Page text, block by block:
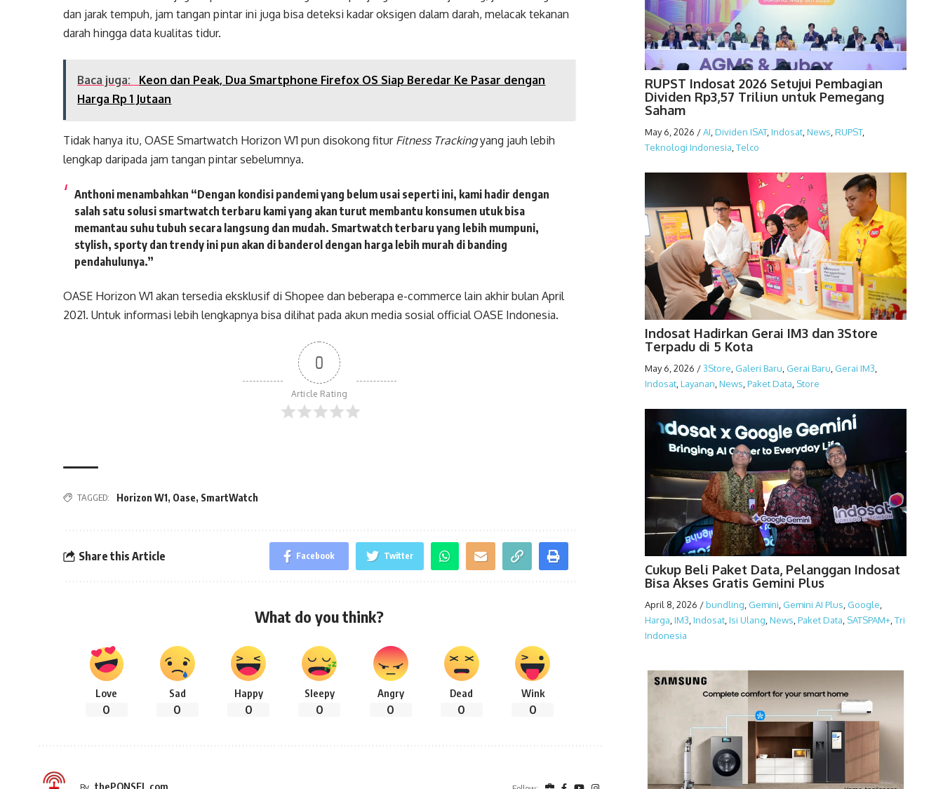
dan jarak tempuh, jam tangan pintar ini juga bisa deteksi kadar oksigen dalam darah, melacak tekanan
darah hingga data kualitas tidur.
Baca juga:
Keon dan Peak, Dua Smartphone Firefox OS Siap Beredar Ke Pasar dengan
Harga Rp 1 Jutaan
Tidak hanya itu, OASE Smartwatch Horizon W1 pun disokong fitur Fitness Tracking yang jauh lebih
lengkap daripada jam tangan pintar sebelumnya.
Anthoni menambahkan “Dengan kondisi pandemi yang belum usai seperti ini, kami hadir dengan
salah satu solusi smartwatch terbaru kami yang akan turut membantu konsumen utuk bisa
memantau suhu tubuh secara langsung dan mudah. Smartwatch terbaru yang lebih mumpuni,
stylish, sporty dan trendy ini pun akan di banderol dengan harga lebih murah di banding
pendahulunya.”
OASE Horizon W1 akan tersedia eksklusif di Shopee dan beberapa e-commerce lain akhir bulan April
2021. Untuk informasi lebih lengkapnya bisa dilihat pada akun media sosial official OASE Indonesia.
0
Article Rating
TAGGED: Horizon W1, Oase, SmartWatch
Share this Article Facebook Twitter
What do you think?
Love
0
Sad
0
Happy
0
Sleepy
0
Angry
0
Dead
0
Wink
0
thePONSEL.com
RUPST Indosat 2026 Setujui Pembagian
Dividen Rp3,57 Triliun untuk Pemegang
Saham
May 6, 2026 /AI Dividen ISAT, Indosat, News RUPST,
Teknologi Indonesia Telco
Indosat Hadirkan Gerai IM3 dan 3Store
Terpadu di 5 Kota
May 6, 2026 /3Store Galeri Baru Gerai Baru Gerai IM3
Indosat, Layanan News Paket Data Store
Cukup Beli Paket Data, Pelanggan Indosat
Bisa Akses Gratis Gemini Plus
April 8, 2026 /bundling Gemini Gemini AI Plus Google
Harga IM3 Indosat, Isi Ulang News Paket Data SATSPAM+, Tri
Indonesia